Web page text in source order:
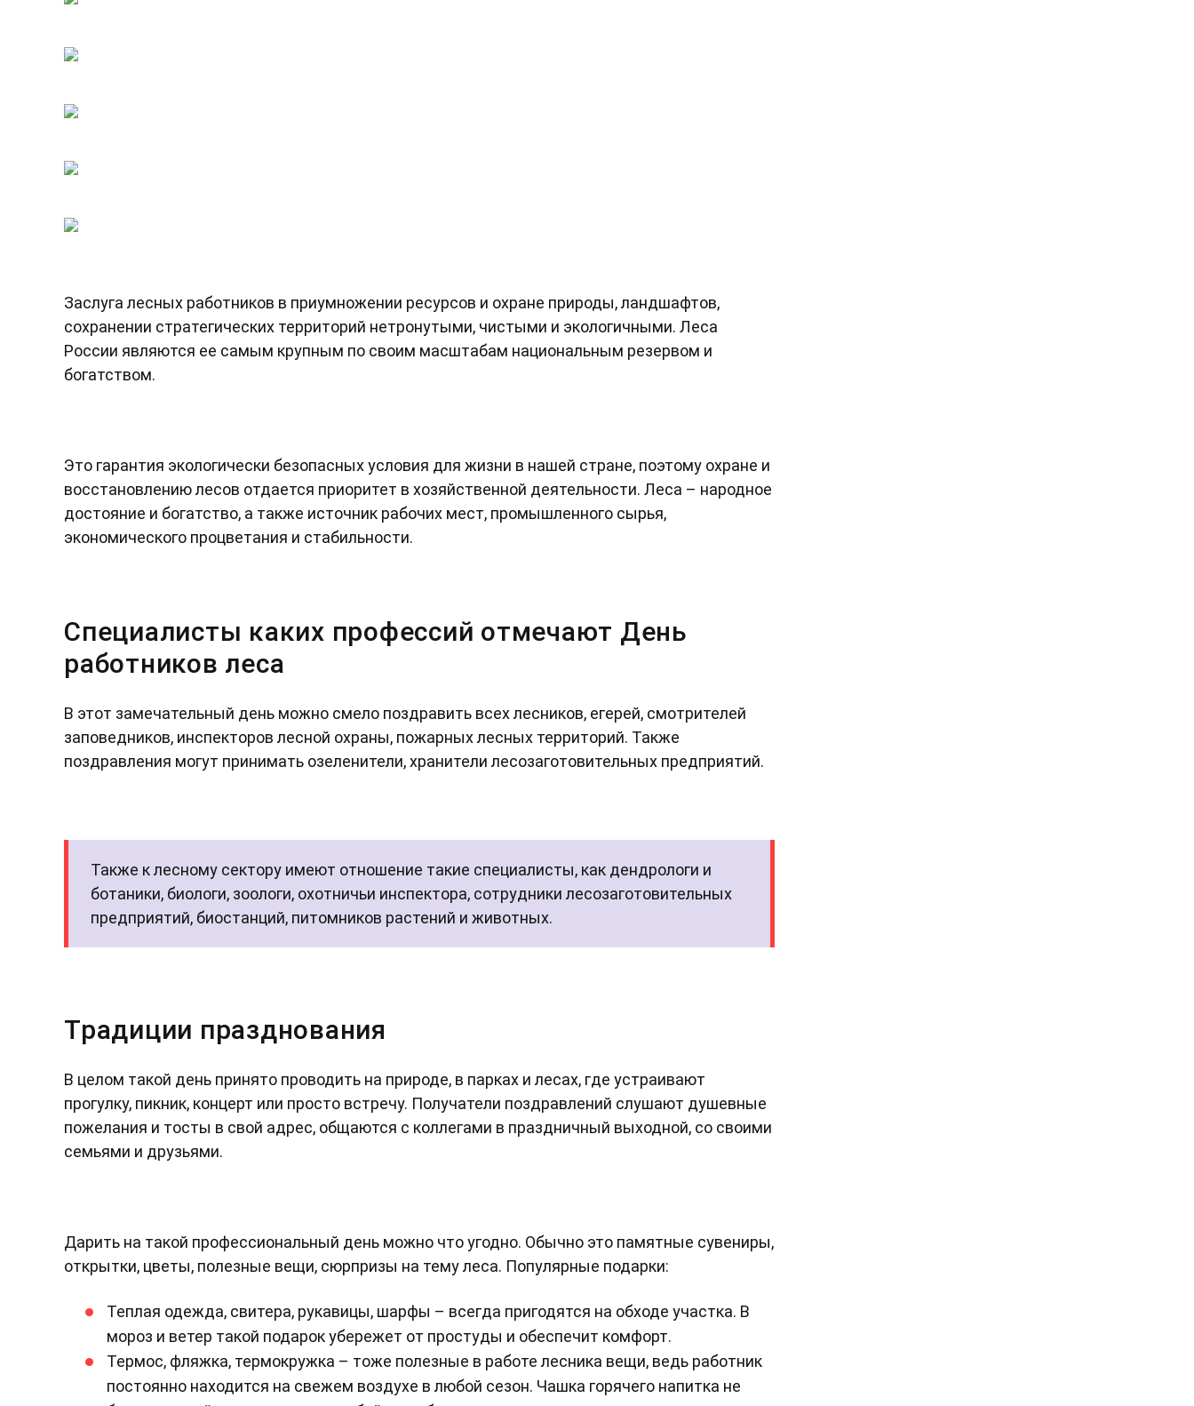
Заслуга лесных работников в приумножении ресурсов и охране природы, ландшафтов,
сохранении стратегических территорий нетронутыми, чистыми и экологичными. Леса
России являются ее самым крупным по своим масштабам национальным резервом и
богатством.
Это гарантия экологически безопасных условия для жизни в нашей стране, поэтому охране и
восстановлению лесов отдается приоритет в хозяйственной деятельности. Леса – народное
достояние и богатство, а также источник рабочих мест, промышленного сырья,
экономического процветания и стабильности.
Специалисты каких профессий отмечают День
работников леса
В этот замечательный день можно смело поздравить всех лесников, егерей, смотрителей
заповедников, инспекторов лесной охраны, пожарных лесных территорий. Также
поздравления могут принимать озеленители, хранители лесозаготовительных предприятий.
Также к лесному сектору имеют отношение такие специалисты, как дендрологи и
ботаники, биологи, зоологи, охотничьи инспектора, сотрудники лесозаготовительных
предприятий, биостанций, питомников растений и животных.
Традиции празднования
В целом такой день принято проводить на природе, в парках и лесах, где устраивают
прогулку, пикник, концерт или просто встречу. Получатели поздравлений слушают душевные
пожелания и тосты в свой адрес, общаются с коллегами в праздничный выходной, со своими
семьями и друзьями.
Дарить на такой профессиональный день можно что угодно. Обычно это памятные сувениры,
открытки, цветы, полезные вещи, сюрпризы на тему леса. Популярные подарки:
Теплая одежда, свитера, рукавицы, шарфы – всегда пригодятся на обходе участка. В
мороз и ветер такой подарок убережет от простуды и обеспечит комфорт.
Термос, фляжка, термокружка – тоже полезные в работе лесника вещи, ведь работник
постоянно находится на свежем воздухе в любой сезон. Чашка горячего напитка не